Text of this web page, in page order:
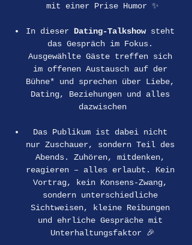
mit einer Prise Humor ✨
In dieser Dating-Talkshow steht
das Gespräch im Fokus.
Ausgewählte Gäste treffen sich
im offenen Austausch auf der
Bühne* und sprechen über Liebe,
Dating, Beziehungen und alles
dazwischen
Das Publikum ist dabei nicht
nur Zuschauer, sondern Teil des
Abends. Zuhören, mitdenken,
reagieren – alles erlaubt. Kein
Vortrag, kein Konsens-Zwang,
sondern unterschiedliche
Sichtweisen, kleine Reibungen
und ehrliche Gespräche mit
Unterhaltungsfaktor 🎉